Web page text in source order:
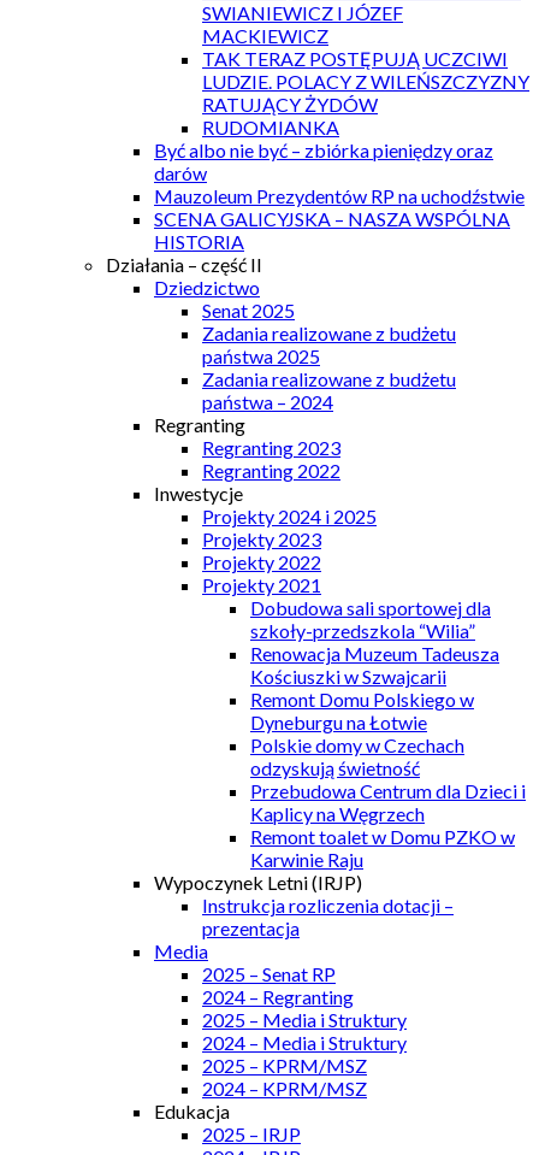
SWIANIEWICZ I JÓZEF
MACKIEWICZ
TAK TERAZ POSTĘPUJĄ UCZCIWI
LUDZIE. POLACY Z WILEŃSZCZYZNY
RATUJĄCY ŻYDÓW
RUDOMIANKA
Być albo nie być – zbiórka pieniędzy oraz
darów
Mauzoleum Prezydentów RP na uchodźstwie
SCENA GALICYJSKA – NASZA WSPÓLNA
HISTORIA
Działania – część II
Dziedzictwo
Senat 2025
Zadania realizowane z budżetu
państwa 2025
Zadania realizowane z budżetu
państwa – 2024
Regranting
Regranting 2023
Regranting 2022
Inwestycje
Projekty 2024 i 2025
Projekty 2023
Projekty 2022
Projekty 2021
Dobudowa sali sportowej dla
szkoły-przedszkola “Wilia”
Renowacja Muzeum Tadeusza
Kościuszki w Szwajcarii
Remont Domu Polskiego w
Dyneburgu na Łotwie
Polskie domy w Czechach
odzyskują świetność
Przebudowa Centrum dla Dzieci i
Kaplicy na Węgrzech
Remont toalet w Domu PZKO w
Karwinie Raju
Wypoczynek Letni (IRJP)
Instrukcja rozliczenia dotacji –
prezentacja
Media
2025 – Senat RP
2024 – Regranting
2025 – Media i Struktury
2024 – Media i Struktury
2025 – KPRM/MSZ
2024 – KPRM/MSZ
Edukacja
2025 – IRJP